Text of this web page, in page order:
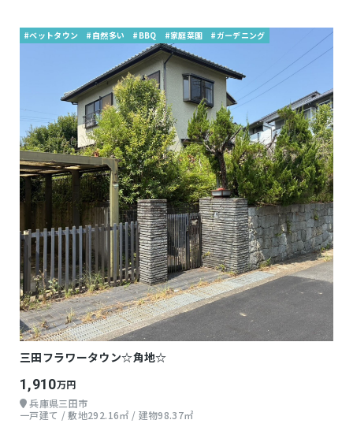
#ベットタウン #自然多い #BBQ #家庭菜園 #ガーデニング
三田フラワータウン☆角地☆
1,910万円
兵庫県三田市
一戸建て / 敷地292.16㎡ / 建物98.37㎡